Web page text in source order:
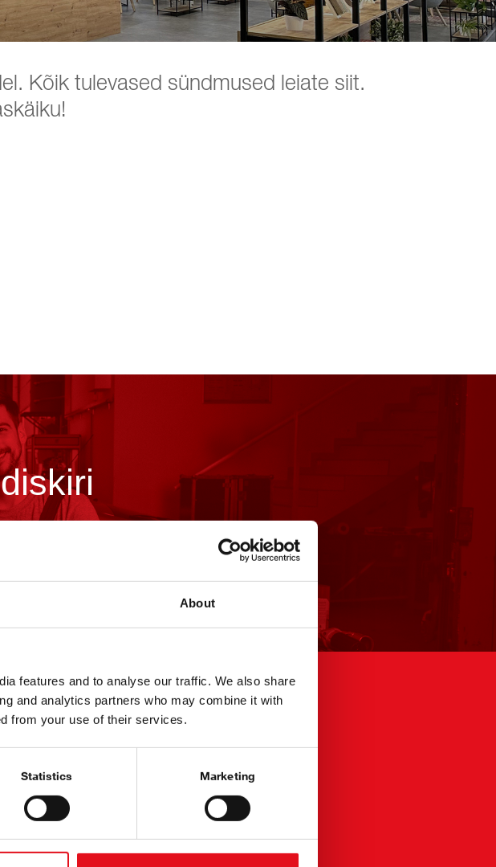
About
features and to analyse our traffic. We also share
and analytics partners who may combine it with
from your use of their services.
Statistics Marketing
Kõik tulevased sündmused leiate siit.
febi kohta
Tingimused